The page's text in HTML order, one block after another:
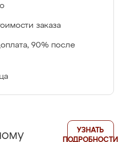
заказа
90% после
УЗНАТЬ
ПОДРОБНОСТИ